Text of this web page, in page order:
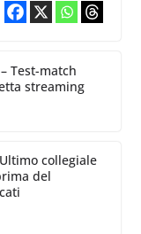
Test-match
streaming
collegiale
del